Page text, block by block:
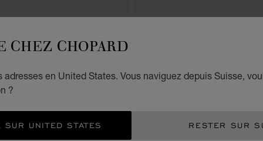
CHEZ CHOPARD
adresses en United States. Vous naviguez depuis Suisse,
?
UNITED STATES RESTER SUR